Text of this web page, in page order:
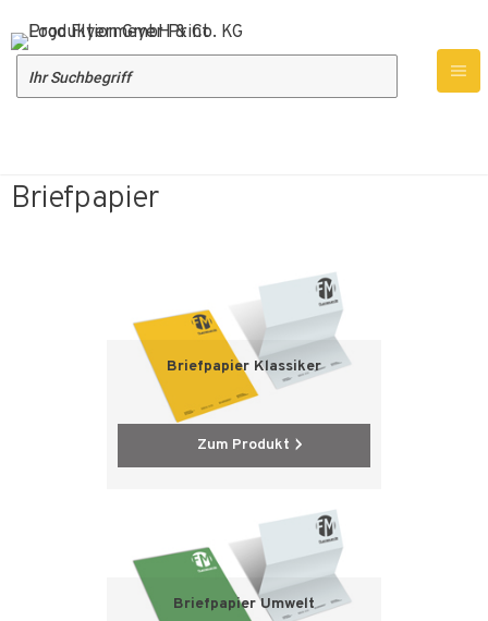
Briefpapier
Briefpapier Klassiker
Zum Produkt
Briefpapier Umwelt